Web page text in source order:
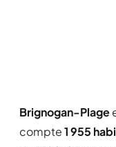
Brignogan-Plage
compte1 955